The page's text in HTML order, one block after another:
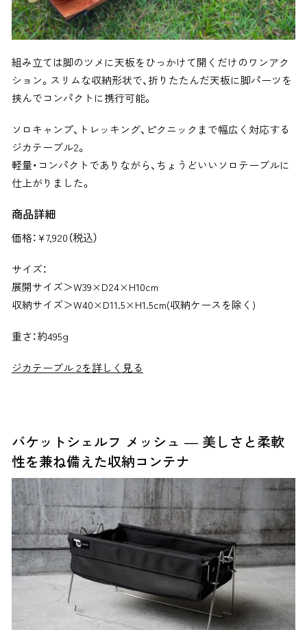
組み立ては脚のツメに天板をひっかけて開くだけのワンアク
ション。スリムな収納形状で、折りたたんだ天板に脚パーツを
挟んでコンパクトに携行可能。
ソロキャンプ、トレッキング、ピクニックまで幅広く対応する
ジカテーブル2。
軽量・コンパクトでありながら、ちょうどいいソロテーブルに
仕上がりました。
商品詳細
価格：¥7,920（税込）
サイズ：
展開サイズ＞W39×D24×H10cm
収納サイズ＞W40×D11.5×H1.5cm(収納ケースを除く)
重さ：約495g
ジカテーブル 2を詳しく見る
バケットシェルフ メッシュ ― 美しさと柔軟
性を兼ね備えた収納コンテナ